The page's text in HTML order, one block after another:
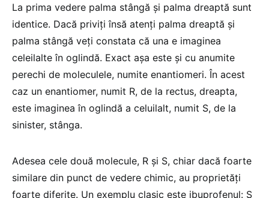
La prima vedere palma stângă și palma dreaptă sunt
identice. Dacă priviți însă atenți palma dreaptă și
palma stângă veți constata că una e imaginea
celeilalte în oglindă. Exact așa este și cu anumite
perechi de moleculele, numite enantiomeri. În acest
caz un enantiomer, numit R, de la rectus, dreapta,
este imaginea în oglindă a celuilalt, numit S, de la
sinister, stânga.
Adesea cele două molecule, R și S, chiar dacă foarte
similare din punct de vedere chimic, au proprietăți
foarte diferite. Un exemplu clasic este ibuprofenul: S